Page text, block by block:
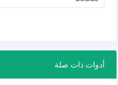
أدوات ذات صلة